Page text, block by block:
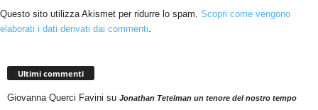
Questo sito utilizza Akismet per ridurre lo spam. Scopri come vengono
elaborati i dati derivati dai commenti.
Ultimi commenti
Giovanna Querci Favini su Jonathan Tetelman un tenore del nostro tempo